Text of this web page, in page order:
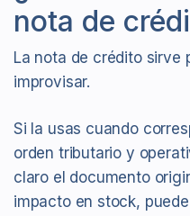
nota de
La nota de crédito sirve
improvisar.
Si la usas cuando
orden tributario y
claro el documento
impacto en stock,